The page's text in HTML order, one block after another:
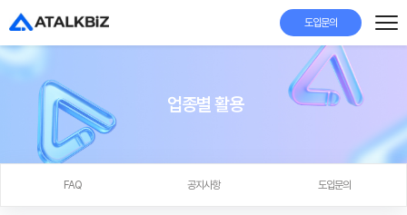
도입문의
업종별 활용
FAQ 공지사항 도입문의